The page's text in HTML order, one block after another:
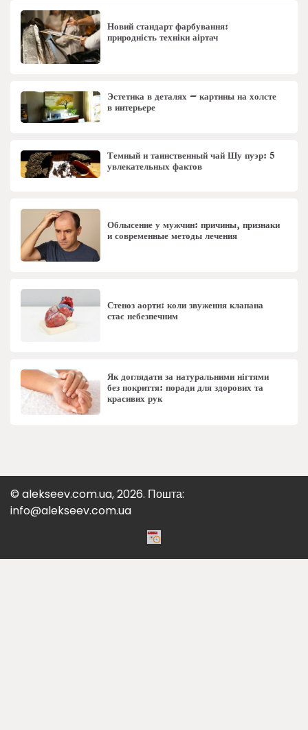
Новий стандарт фарбування:
природність техніки аіртач
Эстетика в деталях – картины на холсте
в интерьере
Темный и таинственный чай Шу пуэр: 5
увлекательных фактов
Облысение у мужчин: причины, признаки
и современные методы лечения
Стеноз аорти: коли звуження клапана
стає небезпечним
Як доглядати за натуральними нігтями
без покриття: поради для здорових та
красивих рук
© alekseev.com.ua, 2026. Пошта:
info@alekseev.com.ua